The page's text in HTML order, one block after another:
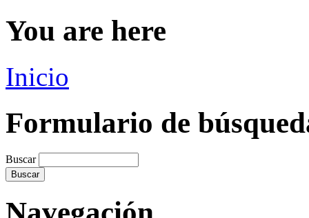
You are here
Inicio
Formulario de
Buscar